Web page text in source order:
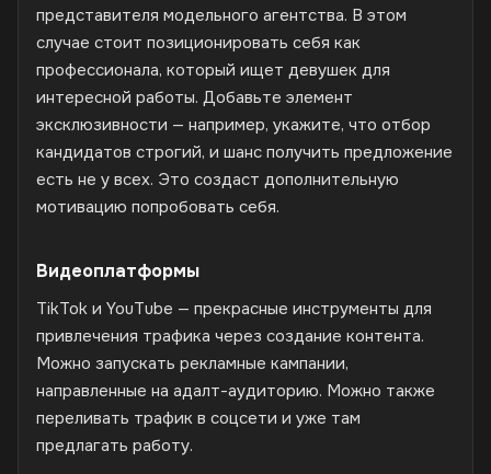
представителя модельного агентства. В этом
случае стоит позиционировать себя как
профессионала, который ищет девушек для
интересной работы. Добавьте элемент
эксклюзивности — например, укажите, что отбор
кандидатов строгий, и шанс получить предложение
есть не у всех. Это создаст дополнительную
мотивацию попробовать себя.
Видеоплатформы
TikTok и YouTube — прекрасные инструменты для
привлечения трафика через создание контента.
Можно запускать рекламные кампании,
направленные на адалт-аудиторию. Можно также
переливать трафик в соцсети и уже там
предлагать работу.